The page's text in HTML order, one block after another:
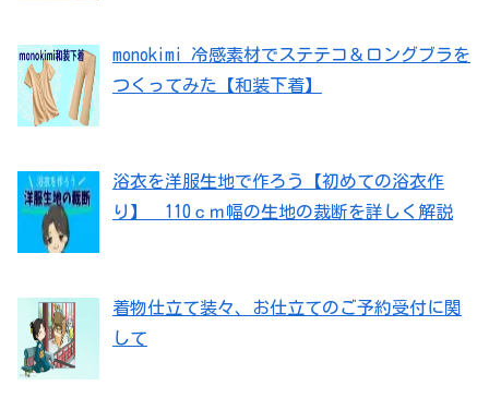
monokimi 冷感素材でステテコ＆ロングブラを
つくってみた【和装下着】
浴衣を洋服生地で作ろう【初めての浴衣作
り】 110ｃｍ幅の生地の裁断を詳しく解説
着物仕立て装々、お仕立てのご予約受付に関
して